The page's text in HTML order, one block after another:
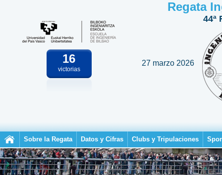
16
victorias
Regata
44ª
27 marzo 2026
Sobre la Regata Datos y Cifras Clubs y Tripulaciones